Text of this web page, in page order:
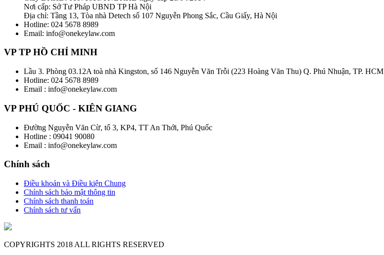
Nơi cấp: Sở Tư Pháp UBND TP Hà Nội
Địa chỉ: Tầng 13, Tòa nhà Detech số 107 Nguyễn Phong Sắc, Cầu Giấy, Hà Nội
Hotline: 024 5678 8989
Email: info@onekeylaw.com
VP TP HỒ CHÍ MINH
Lầu 3. Phòng 03.12A toà nhà Kingston, số 146 Nguyễn Văn Trỗi (223 Hoàng Văn Thu) Q. Phú Nhuận, TP. HCM
Hotline: 024 5678 8989
Email : info@onekeylaw.com
VP PHÚ QUỐC - KIÊN GIANG
Đường Nguyễn Văn Cừ, tổ 3, KP4, TT An Thới, Phú Quốc
Hotline : 09041 90080
Email : info@onekeylaw.com
Chính sách
Điều khoản và Điều kiện Chung
Chính sách bảo mật thông tin
Chính sách thanh toán
Chính sách tư vấn
COPYRIGHTS 2018 ALL RIGHTS RESERVED